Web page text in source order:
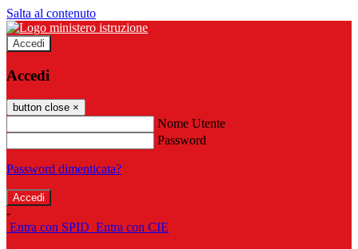
Salta al contenuto
Accedi
Accedi
button close ×
Nome Utente
Password
Password dimenticata?
-
Entra con SPID Entra con CIE